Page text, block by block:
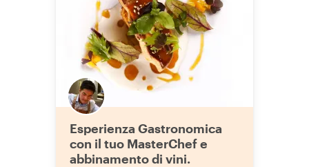
Esperienza Gastronomica
con il tuo MasterChef e
abbinamento di vini.